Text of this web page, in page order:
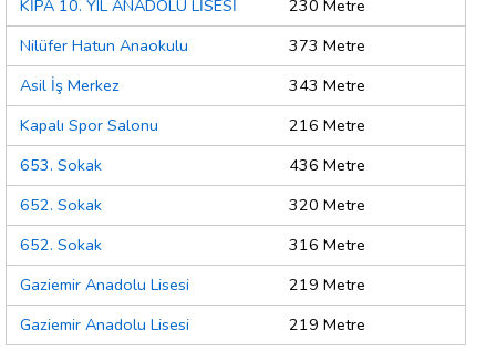
KİPA 10. YIL ANADOLU LİSESİ
230 Metre
Nilüfer Hatun Anaokulu
373 Metre
Asil İş Merkez
343 Metre
Kapalı Spor Salonu
216 Metre
653. Sokak
436 Metre
652. Sokak
320 Metre
652. Sokak
316 Metre
Gaziemir Anadolu Lisesi
219 Metre
Gaziemir Anadolu Lisesi
219 Metre